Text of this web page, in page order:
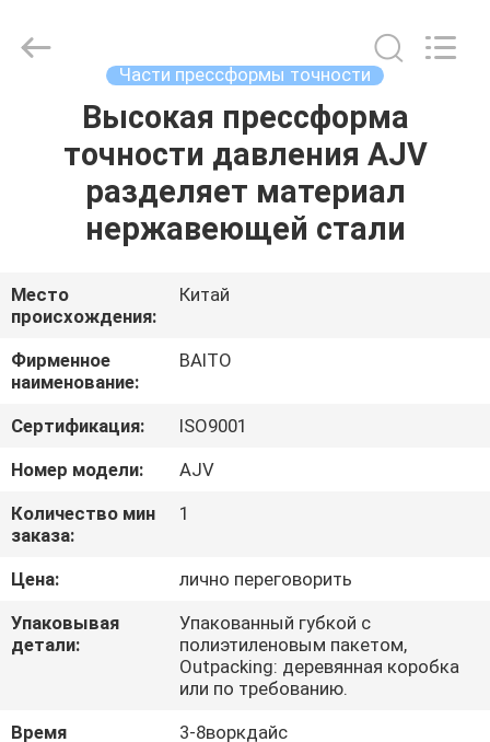
ПРОДУКТЫ
НАС
ПУТЕШЕСТВИЕ
ФАБРИКИ
ПРОВЕРКА
КАЧЕСТВА
СВЯЖИТЕСЬ
МЫ
ЦИТАТУ
Mould
Manuafacturing
Части прессформы точности
Высокая прессформа
точности давления AJV
разделяет материал
нержавеющей стали
Место
происхождения:
Китай
Фирменное
наименование:
BAITO
Сертификация:
ISO9001
Номер модели:
AJV
Количество мин
заказа:
1
Цена:
лично переговорить
Упаковывая
детали:
Упакованный губкой с
полиэтиленовым пакетом,
Outpacking: деревянная коробка
или по требованию.
Время
3-8воркдайс